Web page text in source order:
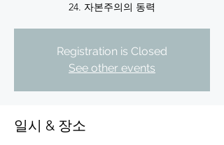
24. 자본주의의 동력
Registration is Closed
See other events
일시 & 장소